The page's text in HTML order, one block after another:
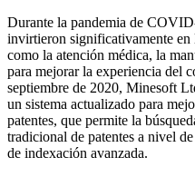
Durante la pandemia de
invirtieron significativamente
como la atención médica, la
para mejorar la experiencia del
septiembre de 2020, Minesoft
un sistema actualizado para
patentes, que permite la
tradicional de patentes a nivel
de indexación avanzada.